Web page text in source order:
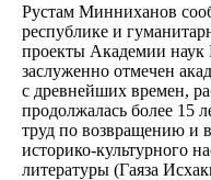
Рустам Минниханов
республике и
проекты Академии наук
заслуженно отмечен
с древнейших времен,
продолжалась более 15
труд по возвращению и
историко-культурного
литературы (Гаяза